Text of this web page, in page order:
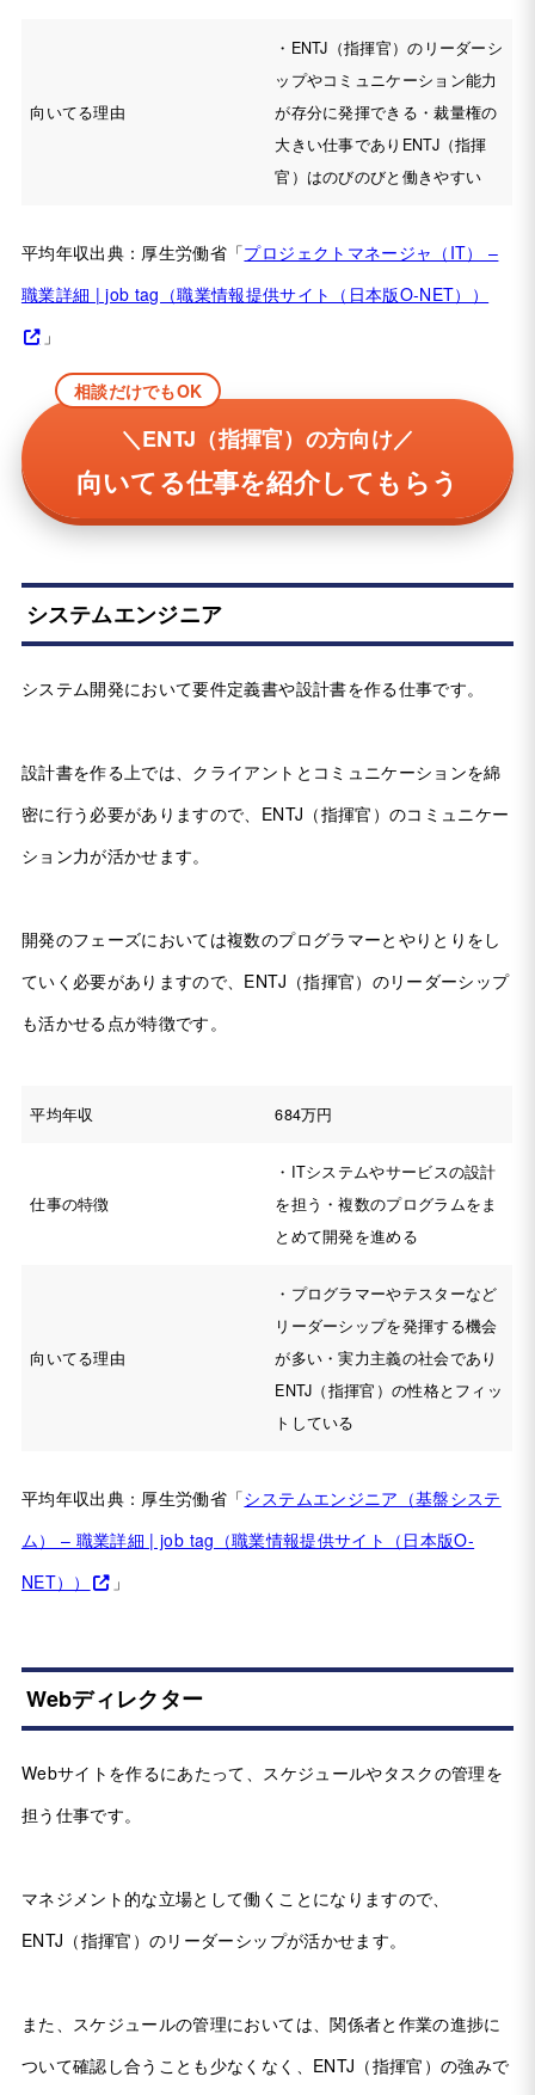
向いてる理由
・ENTJ（指揮官）のリーダーシ
ップやコミュニケーション能力
が存分に発揮できる・裁量権の
大きい仕事でありENTJ（指揮
官）はのびのびと働きやすい
平均年収出典：厚生労働省「プロジェクトマネージャ（IT） –
職業詳細 | job tag（職業情報提供サイト（日本版O-NET））
」
相談だけでもOK
＼ENTJ（指揮官）の方向け／
向いてる仕事を紹介してもらう
システムエンジニア
システム開発において要件定義書や設計書を作る仕事です。
設計書を作る上では、クライアントとコミュニケーションを綿
密に行う必要がありますので、ENTJ（指揮官）のコミュニケー
ション力が活かせます。
開発のフェーズにおいては複数のプログラマーとやりとりをし
ていく必要がありますので、ENTJ（指揮官）のリーダーシップ
も活かせる点が特徴です。
平均年収 684万円
仕事の特徴
・ITシステムやサービスの設計
を担う・複数のプログラムをま
とめて開発を進める
向いてる理由
・プログラマーやテスターなど
リーダーシップを発揮する機会
が多い・実力主義の社会であり
ENTJ（指揮官）の性格とフィッ
トしている
平均年収出典：厚生労働省「システムエンジニア（基盤システ
ム） – 職業詳細 | job tag（職業情報提供サイト（日本版O-
NET））
」
Webディレクター
Webサイトを作るにあたって、スケジュールやタスクの管理を
担う仕事です。
マネジメント的な立場として働くことになりますので、
ENTJ（指揮官）のリーダーシップが活かせます。
また、スケジュールの管理においては、関係者と作業の進捗に
ついて確認し合うことも少なくなく、ENTJ（指揮官）の強みで